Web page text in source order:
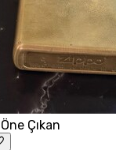
Öne Çıkan